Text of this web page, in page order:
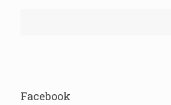
Facebook